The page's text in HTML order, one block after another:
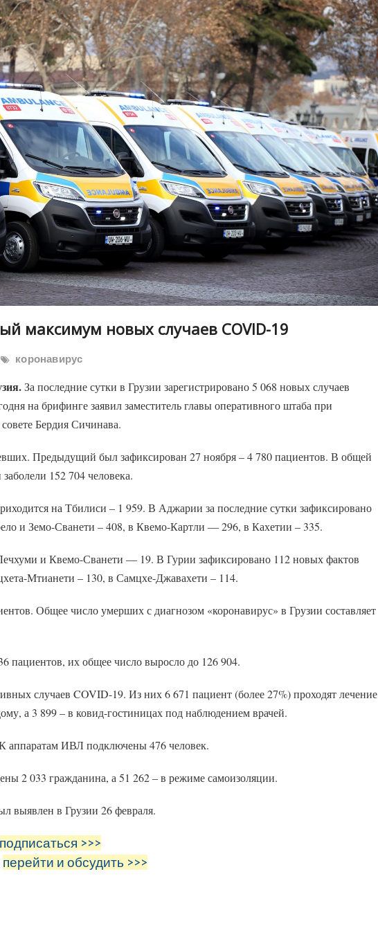
максимум новых случаев COVID-19
коронавирус
За последние сутки в Грузии зарегистрировано 5 068 новых случаев
на брифинге заявил заместитель главы оперативного штаба при
Бердия Сичинава.
Предыдущий был зафиксирован 27 ноября – 4 780 пациентов. В общей
152 704 человека.
на Тбилиси – 1 959. В Аджарии за последние сутки зафиксировано
и Земо-Сванети – 408, в Квемо-Картли — 296, в Кахетии – 335.
и Квемо-Сванети — 19. В Гурии зафиксировано 112 новых фактов
Мтианети – 130, в Самцхе-Джавахети – 114.
Общее число умерших с диагнозом «коронавирус» в Грузии составляет
пациентов, их общее число выросло до 126 904.
случаев COVID-19. Из них 6 671 пациент (более 27%) проходят лечение
а 3 899 – в ковид-гостиницах под наблюдением врачей.
аппаратам ИВЛ подключены 476 человек.
2 033 гражданина, а 51 262 – в режиме самоизоляции.
выявлен в Грузии 26 февраля.
подписаться >>>
перейти и обсудить >>>